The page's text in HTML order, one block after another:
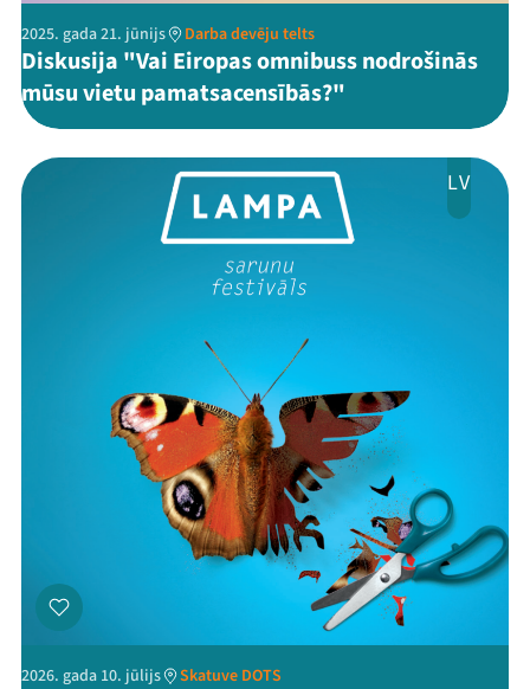
2025. gada 21. jūnijs Darba devēju telts
Diskusija "Vai Eiropas omnibuss nodrošinās
mūsu vietu pamatsacensībās?"
LV
2026. gada 10. jūlijs Skatuve DOTS